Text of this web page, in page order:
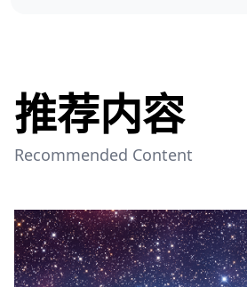
推荐内容
Recommended Content